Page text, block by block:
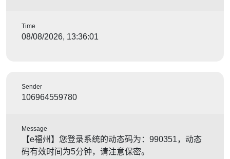
Time
08/08/2026, 13:36:01
Sender
106964559780
Message
【e福州】您登录系统的动态码为：990351，动态
码有效时间为5分钟，请注意保密。